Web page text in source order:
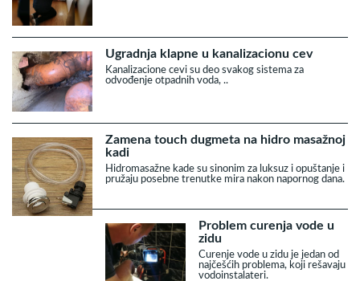
Ugradnja klapne u kanalizacionu cev
Kanalizacione cevi su deo svakog sistema za
odvođenje otpadnih voda, ..
Zamena touch dugmeta na hidro masažnoj
kadi
Hidromasažne kade su sinonim za luksuz i opuštanje i
pružaju posebne trenutke mira nakon napornog dana.
Problem curenja vode u
zidu
Curenje vode u zidu je jedan od
najčešćih problema, koji rešavaju
vodoinstalateri.